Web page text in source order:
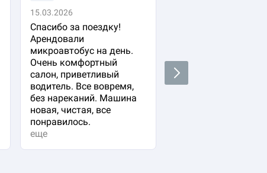
15.03.2026
Спасибо за поездку!
Арендовали
микроавтобус на день.
Очень комфортный
салон, приветливый
водитель. Все вовремя,
без нареканий. Машина
новая, чистая, все
понравилось.
еще
очень довольна!
Водитель водит
плавно и аккуратно,
Next